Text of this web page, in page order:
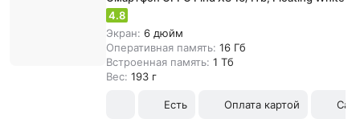
4.8
Экран: 6 дюйм
Оперативная память: 16 Гб
Встроенная память: 1 Тб
Вес: 193 г
Есть Оплата картой